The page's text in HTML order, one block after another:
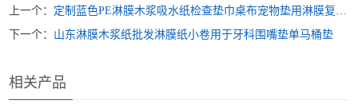
上一个： 定制蓝色PE淋膜木浆吸水纸检查垫巾桌布宠物垫用淋膜复合纸
下一个： 山东淋膜木浆纸批发淋膜纸小卷用于牙科围嘴垫单马桶垫
相关产品